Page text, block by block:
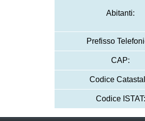
Abitanti:
Prefisso
CAP:
Codice
Codice ISTAT: